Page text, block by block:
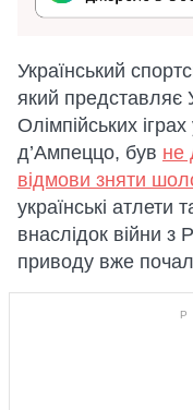
Український
який представляє
Олімпійських
д’Ампеццо, був не
відмови зняти
українські атлети
внаслідок війни з
приводу вже